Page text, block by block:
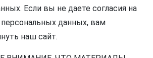
Если вы не даете согласия на
данных, вам
наш сайт.